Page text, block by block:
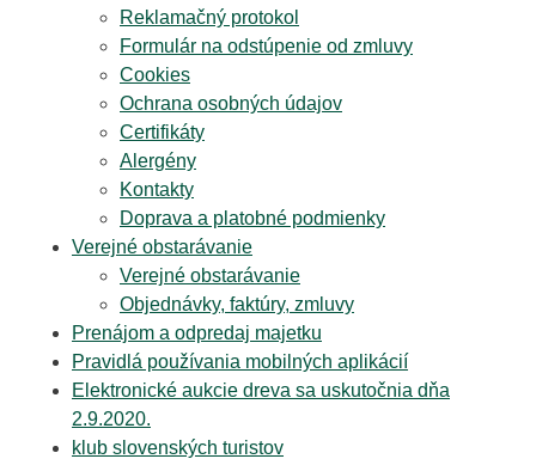
Reklamačný protokol
Formulár na odstúpenie od zmluvy
Cookies
Ochrana osobných údajov
Certifikáty
Alergény
Kontakty
Doprava a platobné podmienky
Verejné obstarávanie
Verejné obstarávanie
Objednávky, faktúry, zmluvy
Prenájom a odpredaj majetku
Pravidlá používania mobilných aplikácií
Elektronické aukcie dreva sa uskutočnia dňa
2.9.2020.
klub slovenských turistov